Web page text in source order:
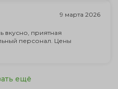
9 марта 2026
вкусно, приятная
персонал. Цены
ещё